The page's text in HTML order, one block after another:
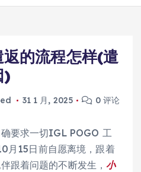
的流程怎样(遣
)
31 1 月, 2025 0 评论
要求一切IGL POGO 工
月15日前自愿离境，跟着
跟着问题的不断发生，小